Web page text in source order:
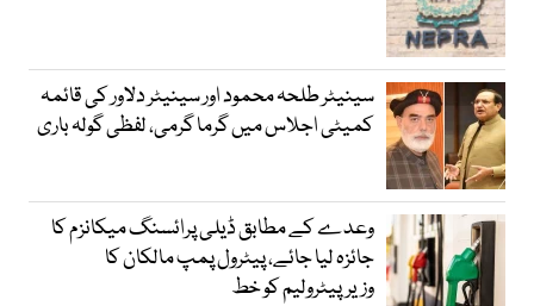
سینیٹر طلحہ محمود اور سینیٹر دلاور کی قائمہ
کمیٹی اجلاس میں گرما گرمی، لفظی گولہ باری
وعدے کے مطابق ڈیلی پرائسنگ میکانزم کا
جائزہ لیا جائے، پیٹرول پمپ مالکان کا
وزیرپیٹرولیم کو خط